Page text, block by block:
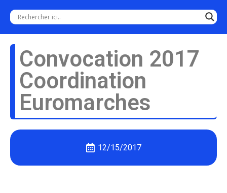
Convocation 2017
Coordination
Euromarches
12/15/2017